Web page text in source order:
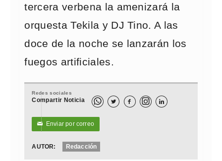
tercera verbena la amenizará la
orquesta Tekila y DJ Tino. A las
doce de la noche se lanzarán los
fuegos artificiales.
Redes sociales
Compartir Noticia   
✉ Enviar por correo
AUTOR: Redacción